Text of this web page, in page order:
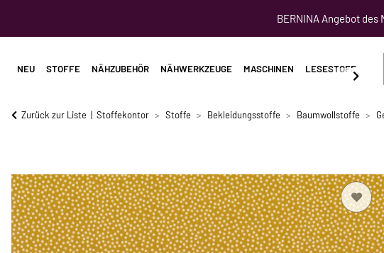
BERNINA Angebot
NEU STOFFE NÄHZUBEHÖR NÄHWERKZEUGE MASCHINEN LESESTOFF
Zurück zur Liste Stoffekontor Stoffe Bekleidungsstoffe Baumwollstoffe